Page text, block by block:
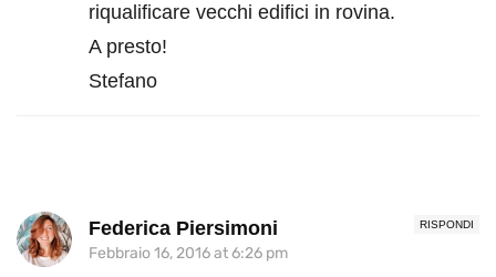
riqualificare vecchi edifici in rovina.
A presto!
Stefano
RISPONDI
Federica Piersimoni
Febbraio 16, 2016 at 6:26 pm